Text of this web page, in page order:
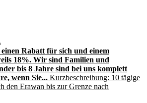
Rabatt für sich und einem
18%. Wir sind Familien und
bis 8 Jahre sind bei uns komplett
wenn Sie... Kurzbeschreibung: 10 tägige
den Erawan bis zur Grenze nach